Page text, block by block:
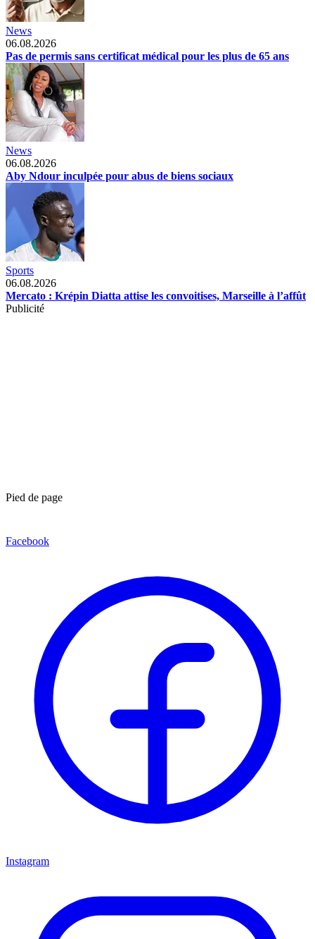
News
06.08.2026
Pas de permis sans certificat médical pour les plus de 65 ans
News
06.08.2026
Aby Ndour inculpée pour abus de biens sociaux
Sports
06.08.2026
Mercato : Krépin Diatta attise les convoitises, Marseille à l’affût
Publicité
Pied de page
Facebook
Instagram